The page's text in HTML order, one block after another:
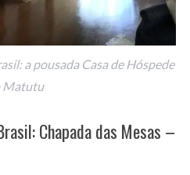
a pousada Casa de Hóspede
Matutu
Chapada das Mesas –